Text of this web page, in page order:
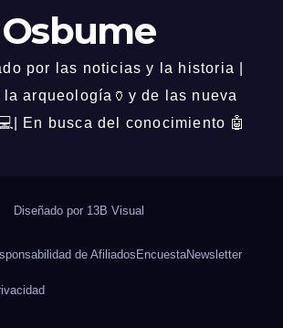
Osbume
por las noticias y la historia |
la arqueología🏺y de las nueva
En busca del conocimiento 🤖
Diseñado por 13B Visual
de Afiliados EncuestaNewsletter